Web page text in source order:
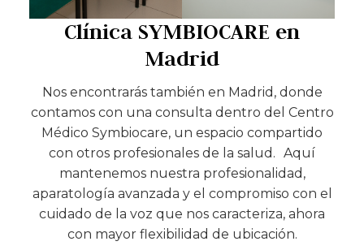
Clínica SYMBIOCARE en
Madrid
Nos encontrarás también en Madrid, donde
contamos con una consulta dentro del Centro
Médico Symbiocare, un espacio compartido
con otros profesionales de la salud. Aquí
mantenemos nuestra profesionalidad,
aparatología avanzada y el compromiso con el
cuidado de la voz que nos caracteriza, ahora
con mayor flexibilidad de ubicación.